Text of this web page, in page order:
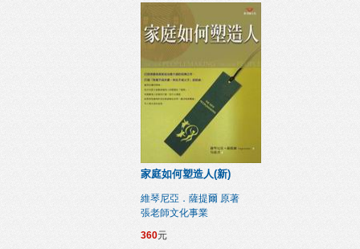
家庭如何塑造人(新)
維琴尼亞．薩提爾 原著
張老師文化事業
360元